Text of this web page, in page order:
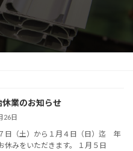
休業のお知らせ
26日
日（土）から１月４日（日）迄 年
休みをいただきます。 １月５日